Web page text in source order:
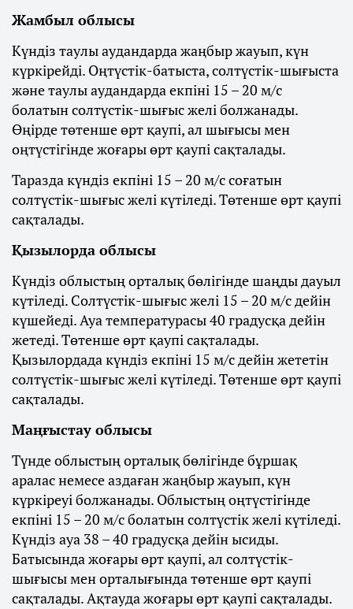
Жамбыл облысы
Күндіз таулы аудандарда жаңбыр жауып, күн
күркірейді. Оңтүстік-батыста, солтүстік-шығыста
және таулы аудандарда екпіні 15 – 20 м/с
болатын солтүстік-шығыс желі болжанады.
Өңірде төтенше өрт қаупі, ал шығысы мен
оңтүстігінде жоғары өрт қаупі сақталады.
Таразда күндіз екпіні 15 – 20 м/с соғатын
солтүстік-шығыс желі күтіледі. Төтенше өрт қаупі
сақталады.
Қызылорда облысы
Күндіз облыстың орталық бөлігінде шаңды дауыл
күтіледі. Солтүстік-шығыс желі 15 – 20 м/с дейін
күшейеді. Ауа температурасы 40 градусқа дейін
жетеді. Төтенше өрт қаупі сақталады.
Қызылордада күндіз екпіні 15 м/с дейін жететін
солтүстік-шығыс желі күтіледі. Төтенше өрт қаупі
сақталады.
Маңғыстау облысы
Түнде облыстың орталық бөлігінде бұршақ
аралас немесе аздаған жаңбыр жауып, күн
күркіреуі болжанады. Облыстың оңтүстігінде
екпіні 15 – 20 м/с болатын солтүстік желі күтіледі.
Күндіз ауа 38 – 40 градусқа дейін ысиды.
Батысында жоғары өрт қаупі, ал солтүстік-
шығысы мен орталығында төтенше өрт қаупі
сақталады. Ақтауда жоғары өрт қаупі сақталады.